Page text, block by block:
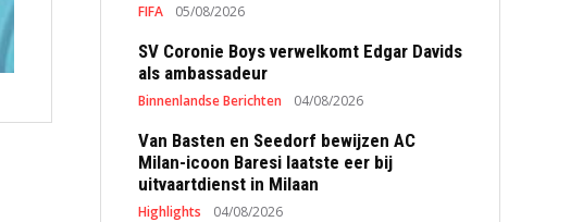
FIFA 05/08/2026
SV Coronie Boys verwelkomt Edgar Davids
als ambassadeur
Binnenlandse Berichten 04/08/2026
Van Basten en Seedorf bewijzen AC
Milan-icoon Baresi laatste eer bij
uitvaartdienst in Milaan
Highlights 04/08/2026